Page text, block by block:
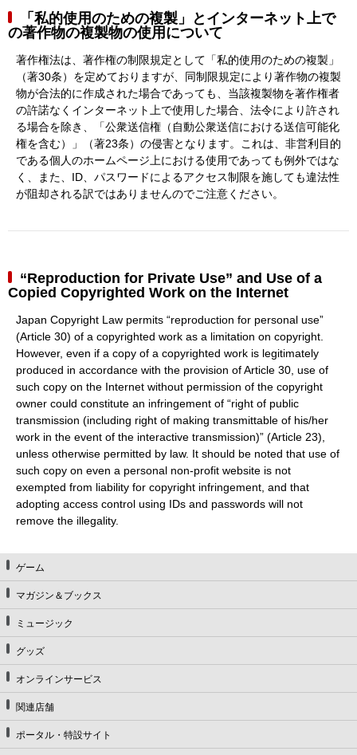
「私的使用のための複製」とインターネット上で
の著作物の複製物の使用について
著作権法は、著作権の制限規定として「私的使用のための複製」
（著30条）を定めておりますが、同制限規定により著作物の複製
物が合法的に作成された場合であっても、当該複製物を著作権者
の許諾なくインターネット上で使用した場合、法令により許され
る場合を除き、「公衆送信権（自動公衆送信における送信可能化
権を含む）」（著23条）の侵害となります。これは、非営利目的
である個人のホームページ上における使用であっても例外ではな
く、また、ID、パスワードによるアクセス制限を施しても違法性
が阻却される訳ではありませんのでご注意ください。
“Reproduction for Private Use” and Use of a
Copied Copyrighted Work on the Internet
Japan Copyright Law permits “reproduction for personal use”
(Article 30) of a copyrighted work as a limitation on copyright.
However, even if a copy of a copyrighted work is legitimately
produced in accordance with the provision of Article 30, use of
such copy on the Internet without permission of the copyright
owner could constitute an infringement of “right of public
transmission (including right of making transmittable of his/her
work in the event of the interactive transmission)” (Article 23),
unless otherwise permitted by law. It should be noted that use of
such copy on even a personal non-profit website is not
exempted from liability for copyright infringement, and that
adopting access control using IDs and passwords will not
remove the illegality.
ゲーム
マガジン＆ブックス
ミュージック
グッズ
オンラインサービス
関連店舗
ポータル・特設サイト